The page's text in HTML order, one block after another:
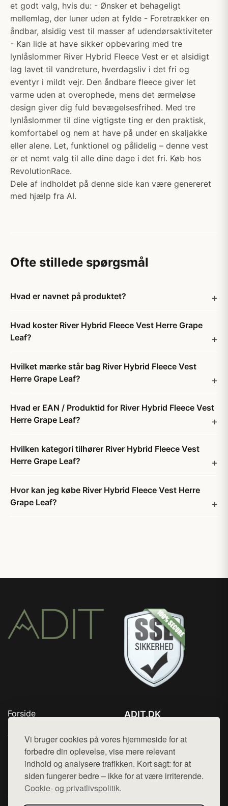
Vi bruger cookies på vores hjemmeside for at
forbedre din oplevelse, vise mere relevant
indhold og analysere trafikken. Kort sagt: for at
siden fungerer bedre – ikke for at være irriterende.
Cookie- og privatlivspolitik.
et godt valg, hvis du: - Ønsker et behageligt
mellemlag, der luner uden at fylde - Foretrækker en
åndbar, alsidig vest til masser af udendørsaktiviteter
- Kan lide at have sikker opbevaring med tre
lynlåslommer River Hybrid Fleece Vest er et alsidigt
lag lavet til vandreture, hverdagsliv i det fri og
eventyr i mildt vejr. Den åndbare fleece giver let
varme uden at overophede, mens det ærmeløse
design giver dig fuld bevægelsesfrihed. Med tre
lynlåslommer til dine vigtigste ting er den praktisk,
komfortabel og nem at have på under en skaljakke
eller alene. Let, funktionel og pålidelig – denne vest
er et nemt valg til alle dine dage i det fri. Køb hos
RevolutionRace.
Dele af indholdet på denne side kan være genereret
med hjælp fra AI.
Ofte stillede spørgsmål
Hvad er navnet på produktet?
Hvad koster River Hybrid Fleece Vest Herre Grape
Leaf?
Hvilket mærke står bag River Hybrid Fleece Vest
Herre Grape Leaf?
Hvad er EAN / Produktid for River Hybrid Fleece Vest
Herre Grape Leaf?
Hvilken kategori tilhører River Hybrid Fleece Vest
Herre Grape Leaf?
Hvor kan jeg købe River Hybrid Fleece Vest Herre
Grape Leaf?
Forside
Top Rabatter
Blog
Kontakt
ADIT.DK
Mail: hej@want.dk
Cookie- og privatlivspolitik